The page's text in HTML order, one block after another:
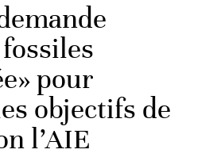
pour
objectifs de
l’AIE